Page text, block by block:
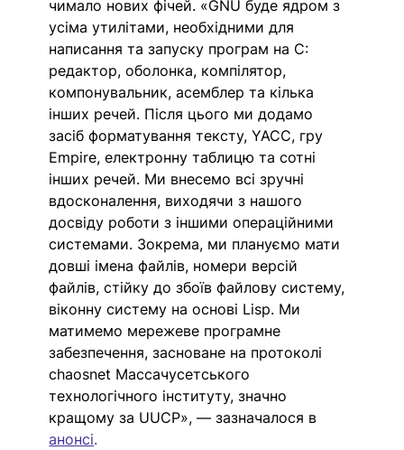
чимало нових фічей. «GNU буде ядром з
усіма утилітами, необхідними для
написання та запуску програм на С:
редактор, оболонка, компілятор,
компонувальник, асемблер та кілька
інших речей. Після цього ми додамо
засіб форматування тексту, YACC, гру
Empire, електронну таблицю та сотні
інших речей. Ми внесемо всі зручні
вдосконалення, виходячи з нашого
досвіду роботи з іншими операційними
системами. Зокрема, ми плануємо мати
довші імена файлів, номери версій
файлів, стійку до збоїв файлову систему,
віконну систему на основі Lisp. Ми
матимемо мережеве програмне
забезпечення, засноване на протоколі
chaosnet Массачусетського
технологічного інституту, значно
кращому за UUCP», — зазначалося в
анонсі.